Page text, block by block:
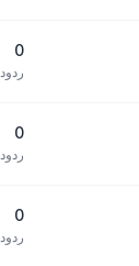
0
ردود
0
ردود
0
ردود